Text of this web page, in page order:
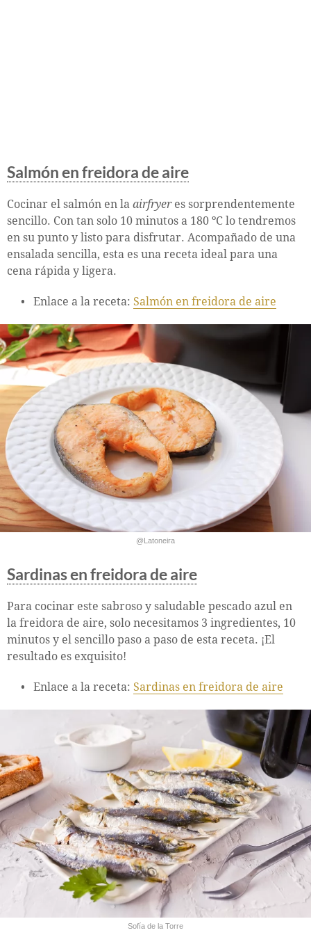
Salmón en freidora de aire
Cocinar el salmón en la airfryeres sorprendentemente
sencillo. Con tan solo 10 minutos a 180 ºC lo tendremos
en su punto y listo para disfrutar. Acompañado de una
ensalada sencilla, esta es una receta ideal para una
cena rápida y ligera.
Enlace a la receta: Salmón en freidora de aire
@Latoneira
Sardinas en freidora de aire
Para cocinar este sabroso y saludable pescado azul en
la freidora de aire, solo necesitamos 3 ingredientes, 10
minutos y el sencillo paso a paso de esta receta. ¡El
resultado es exquisito!
Enlace a la receta: Sardinas en freidora de aire
Sofía de la Torre